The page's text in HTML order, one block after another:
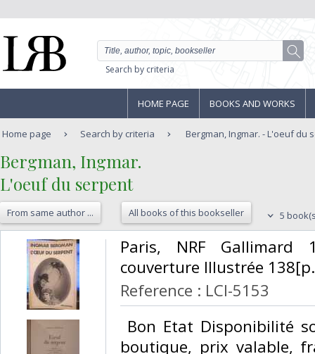
Search by criteria
HOME PAGE BOOKS AND WORKS
Home page Search by criteria Bergman, Ingmar. - L'oeuf du
‎Bergman, Ingmar.‎
‎L'oeuf du serpent‎
From same author ... All books of this bookseller 5
‎Paris, NRF
couverture Illustrée
Reference : LCI-5153
Bon Etat Disponibilité
boutique, prix valable,